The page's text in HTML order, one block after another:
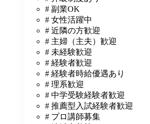
# 副業OK
# 女性活躍中
# 近隣の方歓迎
# 主婦（主夫）歓迎
# 未経験歓迎
# 経験者歓迎
# 経験者時給優遇あり
# 理系歓迎
# 中学受験経験者歓迎
# 推薦型入試経験者歓迎
# プロ講師募集